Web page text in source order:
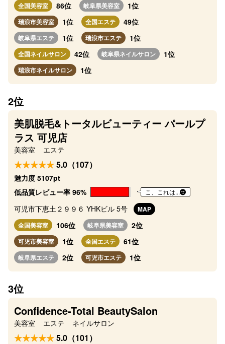
全国美容室
86位 岐阜県美容室 1位
瑞浪市美容室 1位 全国エステ 49位
岐阜県エステ 1位 瑞浪市エステ 1位
全国ネイルサロン 42位 岐阜県ネイルサロン 1位
瑞浪市ネイルサロン 1位
2位
美肌脱毛&トータルビューティー パールプ
ラス 可児店
美容室 エステ
5.0（107）
魅力度 5107pt
低品質レビュー率 96%
こ、これは...
可児市下恵土２９９６ YHKビル 5号
MAP
全国美容室
106位 岐阜県美容室 2位
可児市美容室 1位 全国エステ 61位
岐阜県エステ 2位 可児市エステ 1位
3位
Confidence-Total BeautySalon
美容室 エステ ネイルサロン
5.0（101）